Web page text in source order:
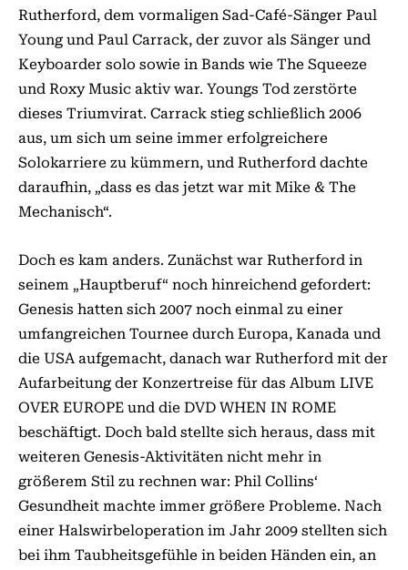
Rutherford, dem vormaligen Sad-Café-Sänger Paul
Young und Paul Carrack, der zuvor als Sänger und
Keyboarder solo sowie in Bands wie The Squeeze
und Roxy Music aktiv war. Youngs Tod zerstörte
dieses Triumvirat. Carrack stieg schließlich 2006
aus, um sich um seine immer erfolgreichere
Solokarriere zu kümmern, und Rutherford dachte
daraufhin, „dass es das jetzt war mit Mike & The
Mechanisch“.
Doch es kam anders. Zunächst war Rutherford in
seinem „Hauptberuf“ noch hinreichend gefordert:
Genesis hatten sich 2007 noch einmal zu einer
umfangreichen Tournee durch Europa, Kanada und
die USA aufgemacht, danach war Rutherford mit der
Aufarbeitung der Konzertreise für das Album LIVE
OVER EUROPE und die DVD WHEN IN ROME
beschäftigt. Doch bald stellte sich heraus, dass mit
weiteren Genesis-Aktivitäten nicht mehr in
größerem Stil zu rechnen war: Phil Collins‘
Gesundheit machte immer größere Probleme. Nach
einer Halswirbeloperation im Jahr 2009 stellten sich
bei ihm Taubheitsgefühle in beiden Händen ein, an